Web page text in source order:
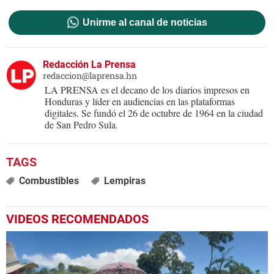
Unirme al canal de noticias
Redacción La Prensa
redaccion@laprensa.hn
LA PRENSA es el decano de los diarios impresos en
Honduras y líder en audiencias en las plataformas
digitales. Se fundó el 26 de octubre de 1964 en la ciudad
de San Pedro Sula.
Combustibles Lempiras
VIDEOS RECOMENDADOS